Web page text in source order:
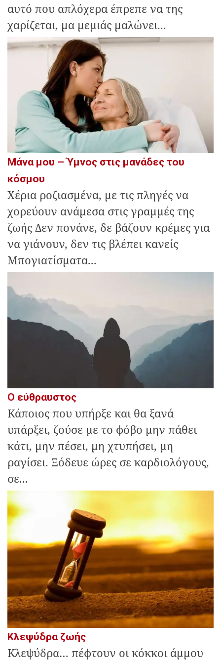
αυτό που απλόχερα έπρεπε να της
χαρίζεται, μα μεμιάς μαλώνει...
Μάνα μου – Ύμνος στις μανάδες του
κόσμου
Χέρια ροζιασμένα, με τις πληγές να
χορεύουν ανάμεσα στις γραμμές της
ζωής Δεν πονάνε, δε βάζουν κρέμες για
να γιάνουν, δεν τις βλέπει κανείς
Μπογιατίσματα...
Ο εύθραυστος
Κάποιος που υπήρξε και θα ξανά
υπάρξει, ζούσε με το φόβο μην πάθει
κάτι, μην πέσει, μη χτυπήσει, μη
ραγίσει. Ξόδευε ώρες σε καρδιολόγους,
σε...
Κλεψύδρα ζωής
Κλεψύδρα… πέφτουν οι κόκκοι άμμου